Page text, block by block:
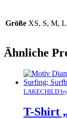
Größe XS, S, M,
Ähnliche
LAKECHILD
T-Shirt